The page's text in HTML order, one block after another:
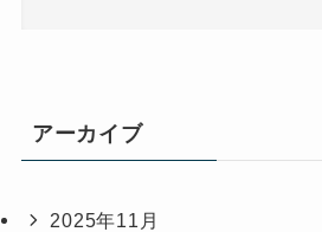
アーカイブ
2025年11月